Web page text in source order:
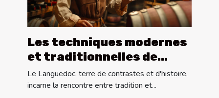
Les techniques modernes
et traditionnelles de
vinification en Languedoc
Le Languedoc, terre de contrastes et d'histoire,
incarne la rencontre entre tradition et...